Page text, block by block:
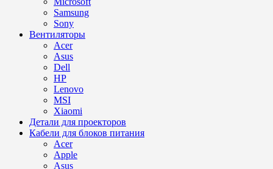
Samsung
Sony
Вентиляторы
Acer
Asus
Dell
HP
Lenovo
MSI
Xiaomi
Детали для проекторов
Кабели для блоков питания
Acer
Apple
Asus